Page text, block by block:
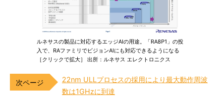
ルネサスの製品に対応するエッジAIの用途。「RA8P1」の投
入で、RAファミリでビジョンAIにも対応できるようになる
［クリックで拡大］ 出所：ルネサス エレクトロニクス
22nm ULLプロセスの採用により最大動作周波
数は1GHzに到達